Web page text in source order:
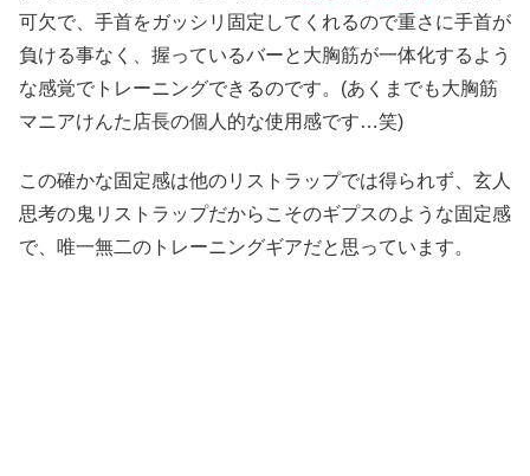
可欠で、手首をガッシリ固定してくれるので重さに手首が
負ける事なく、握っているバーと大胸筋が一体化するよう
な感覚でトレーニングできるのです。(あくまでも大胸筋
マニアけんた店長の個人的な使用感です…笑)
この確かな固定感は他のリストラップでは得られず、玄人
思考の鬼リストラップだからこそのギプスのような固定感
で、唯一無二のトレーニングギアだと思っています。